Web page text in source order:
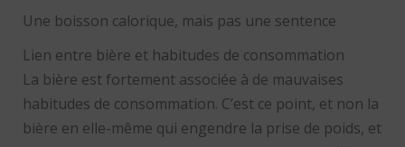
Une boisson calorique, mais pas une sentence
Lien entre bière et habitudes de consommation
La bière est fortement associée à de mauvaises
habitudes de consommation. C’est ce point, et non la
bière en elle-même qui engendre la prise de poids, et